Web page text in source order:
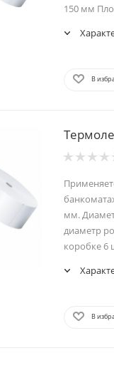
150 мм
В
мм.
диаметр
коробке 6
В